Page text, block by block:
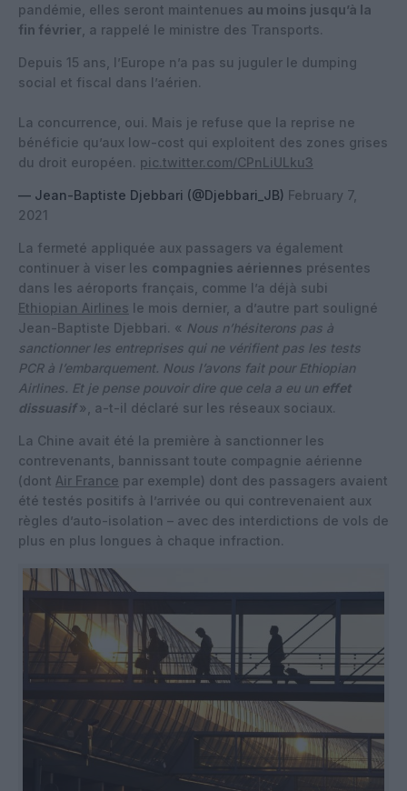
pandémie, elles seront maintenues au moins jusqu’à la
fin février , a rappelé le ministre des Transports.
Depuis 15 ans, l’Europe n’a pas su juguler le dumping
social et fiscal dans l’aérien.
La concurrence, oui. Mais je refuse que la reprise ne
bénéficie qu’aux low-cost qui exploitent des zones grises
du droit européen. pic.twitter.com/CPnLiULku3
— Jean-Baptiste Djebbari (@Djebbari_JB) February 7,
2021
La fermeté appliquée aux passagers va également
continuer à viser les compagnies aériennes présentes
dans les aéroports français, comme l’a déjà subi
Ethiopian Airlines le mois dernier, a d’autre part souligné
Jean-Baptiste Djebbari. « Nous n’hésiterons pas à
sanctionner les entreprises qui ne vérifient pas les tests
PCR à l’embarquement. Nous l’avons fait pour Ethiopian
Airlines. Et je pense pouvoir dire que cela a eu un effet
dissuasif », a-t-il déclaré sur les réseaux sociaux.
La Chine avait été la première à sanctionner les
contrevenants, bannissant toute compagnie aérienne
(dont Air France par exemple) dont des passagers avaient
été testés positifs à l’arrivée ou qui contrevenaient aux
règles d’auto-isolation – avec des interdictions de vols de
plus en plus longues à chaque infraction.